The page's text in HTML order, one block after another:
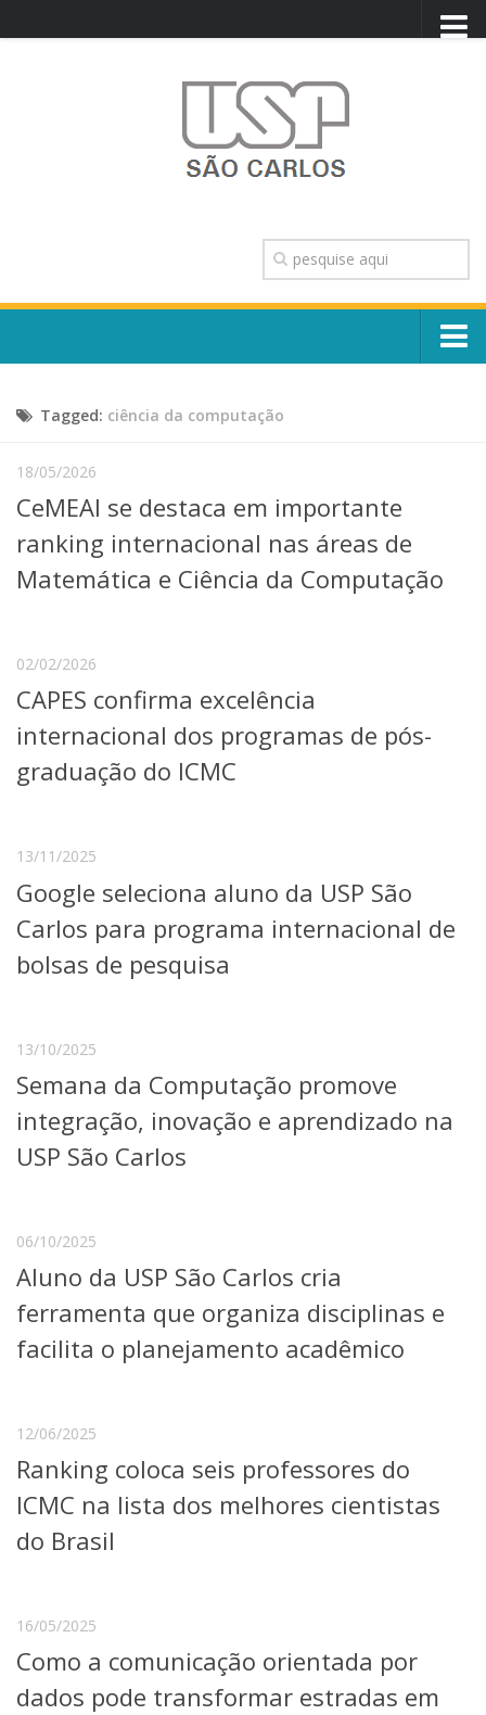
TRANSPARÊNCIA
OUVIDORIA
CONTATO
Escola, Institutos e Órgãos
Núcleos e Comissões
Telefones e Mapas
Pessoas
Graduação
Cursos de Extensão
Pesquisa e Inovação
Linhas de Pesquisa
Centros, Núcleos e Projetos em Rede
Pós-doutorado
Projetos, Programas e Cursos
Artes, Cultura e Esportes
Segurança, Trânsito e Prevenção
RH, Administrativo e Financeiro
Comunicação
Assessorias e Mídias
Agenda de Eventos
Tagged: ciência da computação
18/05/2026
CeMEAI se destaca em importante
ranking internacional nas áreas de
Matemática e Ciência da Computação
02/02/2026
CAPES confirma excelência
internacional dos programas de pós-
graduação do ICMC
13/11/2025
Google seleciona aluno da USP São
Carlos para programa internacional de
bolsas de pesquisa
13/10/2025
Semana da Computação promove
integração, inovação e aprendizado na
USP São Carlos
06/10/2025
Aluno da USP São Carlos cria
ferramenta que organiza disciplinas e
facilita o planejamento acadêmico
12/06/2025
Ranking coloca seis professores do
ICMC na lista dos melhores cientistas
do Brasil
16/05/2025
Como a comunicação orientada por
dados pode transformar estradas em